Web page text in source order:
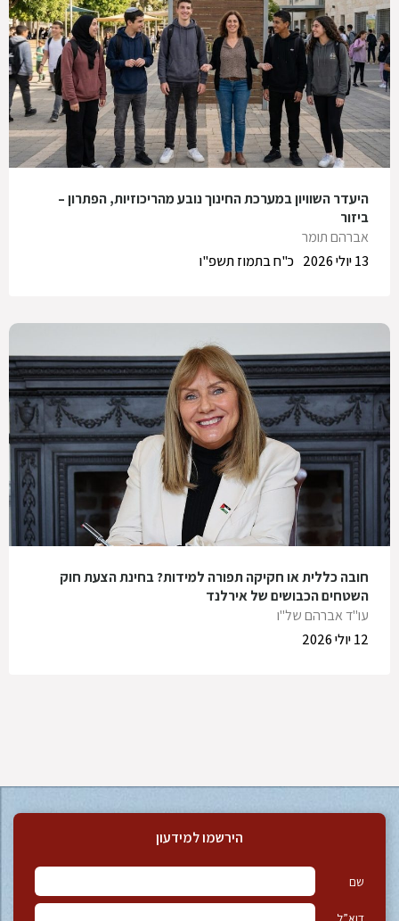
היעדר השוויון במערכת החינוך נובע מהריכוזיות, הפתרון –
ביזור
אברהם תומר
כ"ח בתמוז תשפ"ו
13 יולי 2026
חובה כללית או חקיקה תפורה למידות? בחינת הצעת חוק
השטחים הכבושים של אירלנד
עו"ד אברהם של"ו
12 יולי 2026
הירשמו למידעון
שם